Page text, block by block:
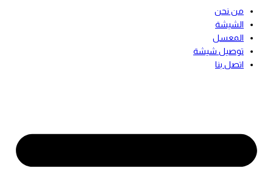
من نحن
الشيشة
المعسل
توصيل شيشة
اتصل بنا